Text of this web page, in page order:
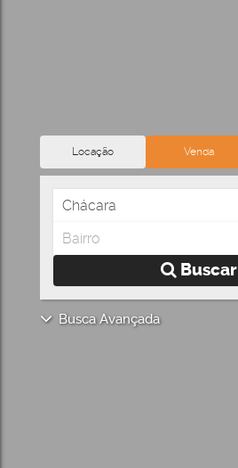
Locação Venda
Chácara
Bairro
Buscar
Busca Avançada